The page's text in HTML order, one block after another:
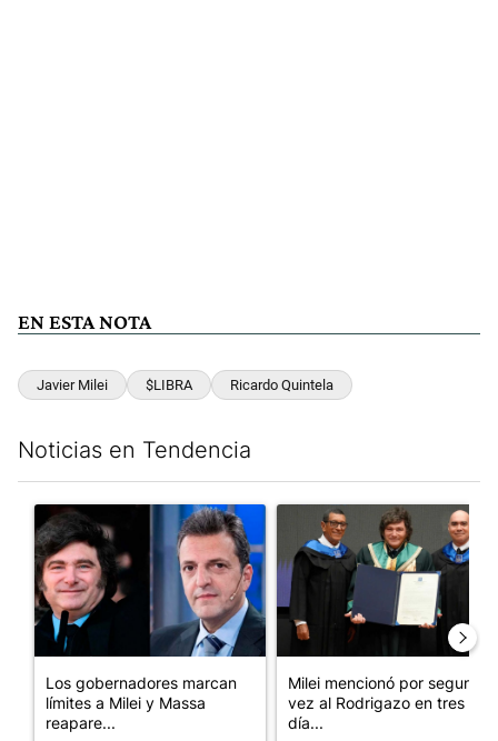
EN ESTA NOTA
Javier Milei $LIBRA Ricardo Quintela
Noticias en Tendencia
Un artículo de tendencia con el título "Los gobernadores
Los gobernadores marcan
límites a Milei y Massa
reapare...
Un artículo de tendencia
Milei mencionó por segunda
vez al Rodrigazo en tres
día...